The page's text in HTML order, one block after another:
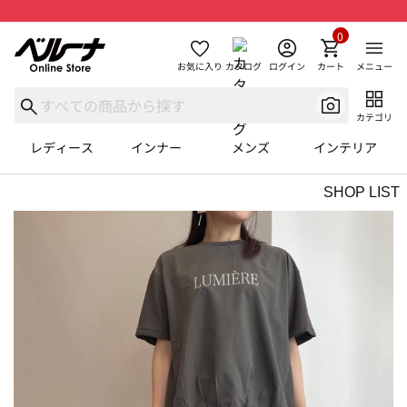
お気に入り カタログ ログイン カート
0
メニュー
カテゴリ
レディース インナー メンズ インテリア
SHOP LIST